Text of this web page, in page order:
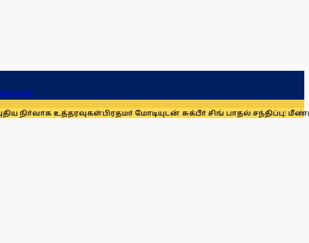
உலகம்
உத்தரவுகள்பிரதமா் மோடியுடன் சுக்பீா் சிங் பாதல் சந்திப்பு: மீண்டும்